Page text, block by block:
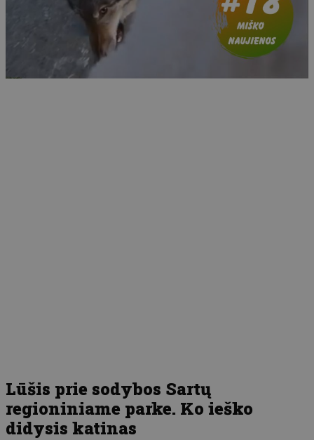
Lūšis prie sodybos Sartų
regioniniame parke. Ko ieško
didysis katinas